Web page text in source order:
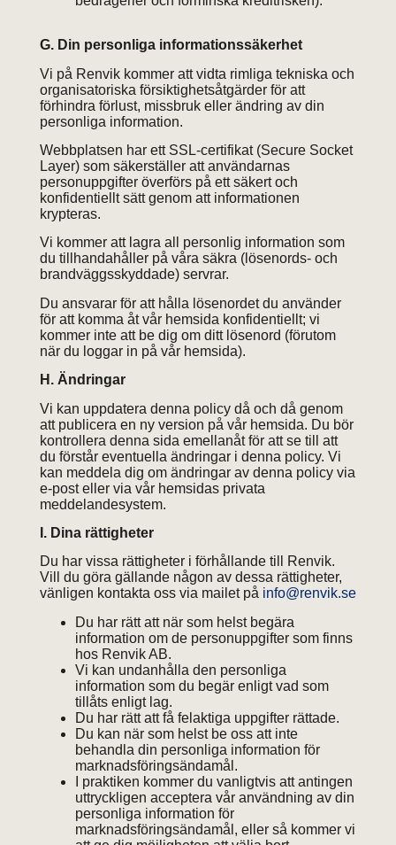
G. Din personliga informationssäkerhet
Vi på Renvik kommer att vidta rimliga tekniska och
organisatoriska försiktighetsåtgärder för att
förhindra förlust, missbruk eller ändring av din
personliga information.
Webbplatsen har ett SSL-certifikat (Secure Socket
Layer) som säkerställer att användarnas
personuppgifter överförs på ett säkert och
konfidentiellt sätt genom att informationen
krypteras.
Vi kommer att lagra all personlig information som
du tillhandahåller på våra säkra (lösenords- och
brandväggsskyddade) servrar.
Du ansvarar för att hålla lösenordet du använder
för att komma åt vår hemsida konfidentiellt; vi
kommer inte att be dig om ditt lösenord (förutom
när du loggar in på vår hemsida).
H. Ändringar
Vi kan uppdatera denna policy då och då genom
att publicera en ny version på vår hemsida. Du bör
kontrollera denna sida emellanåt för att se till att
du förstår eventuella ändringar i denna policy. Vi
kan meddela dig om ändringar av denna policy via
e-post eller via vår hemsidas privata
meddelandesystem.
I. Dina rättigheter
Du har vissa rättigheter i förhållande till Renvik.
Vill du göra gällande någon av dessa rättigheter,
vänligen kontakta oss via mailet på info@renvik.se
Du har rätt att när som helst begära
information om de personuppgifter som finns
hos Renvik AB.
Vi kan undanhålla den personliga
information som du begär enligt vad som
tillåts enligt lag.
Du har rätt att få felaktiga uppgifter rättade.
Du kan när som helst be oss att inte
behandla din personliga information för
marknadsföringsändamål.
I praktiken kommer du vanligtvis att antingen
uttryckligen acceptera vår användning av din
personliga information för
marknadsföringsändamål, eller så kommer vi